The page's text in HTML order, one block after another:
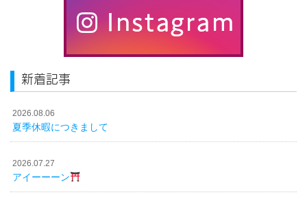
新着記事
2026.08.06
夏季休暇につきまして
2026.07.27
アイーーーン